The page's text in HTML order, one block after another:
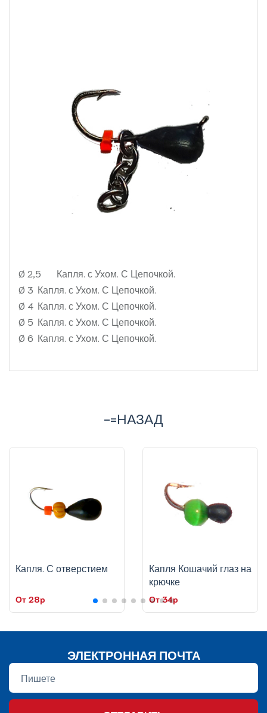
Ø 2,5
Капля. с Ухом. С Цепочкой.
Ø 3 Капля. с Ухом. С Цепочкой.
Ø 4 Капля. с Ухом. С Цепочкой.
Ø 5 Капля. с Ухом. С Цепочкой.
Ø 6 Капля. с Ухом. С Цепочкой.
-=НАЗАД
Капля. С отверстием
От 28p
Капля Кошачий глаз на
крючке
От 34p
ЭЛЕКТРОННАЯ ПОЧТА